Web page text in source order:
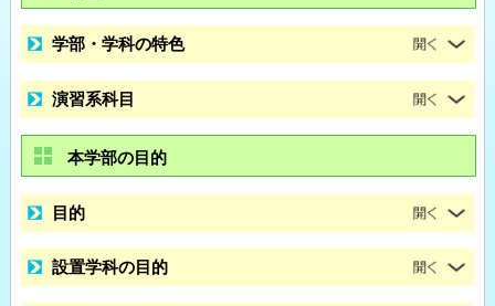
学部・学科の特色
演習系科目
本学部の目的
目的
設置学科の目的